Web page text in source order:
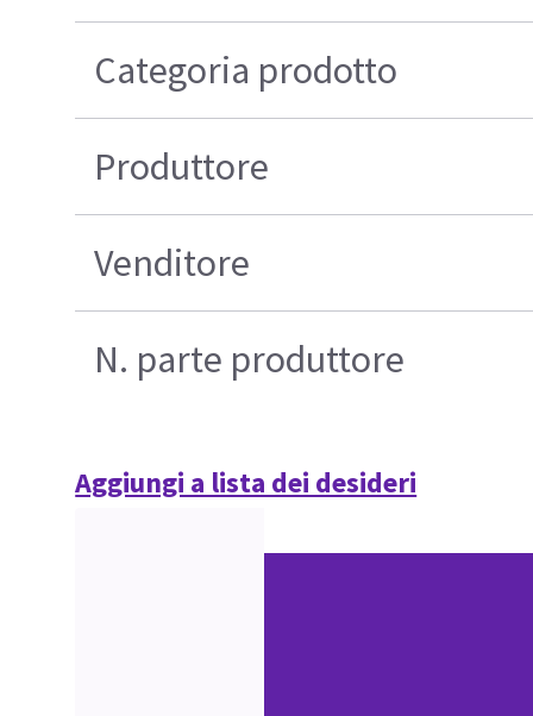
Categoria prodotto
Produttore
Venditore
N. parte produttore
Aggiungi a lista dei desideri